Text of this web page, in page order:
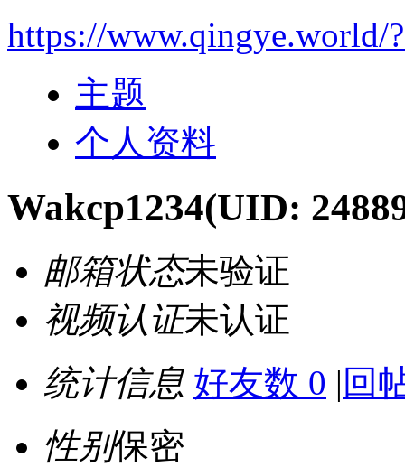
https://www.qingye.world/
主题
个人资料
Wakcp1234(UID:
邮箱状态未验证
视频认证未认证
统计信息 好友数 0 | 回
性别保密